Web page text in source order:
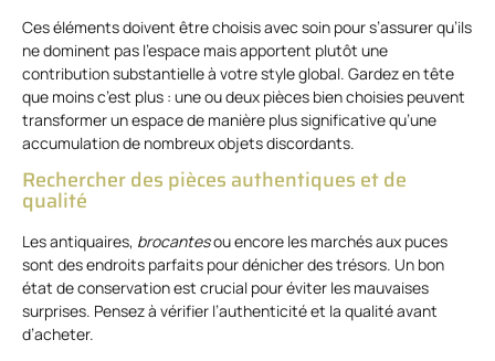
Ces éléments doivent être choisis avec soin pour s’assurer qu’ils
ne dominent pas l’espace mais apportent plutôt une
contribution substantielle à votre style global. Gardez en tête
que moins c’est plus : une ou deux pièces bien choisies peuvent
transformer un espace de manière plus significative qu’une
accumulation de nombreux objets discordants.
Rechercher des pièces authentiques et de
qualité
Les antiquaires, brocantesou encore les marchés aux puces
sont des endroits parfaits pour dénicher des trésors. Un bon
état de conservation est crucial pour éviter les mauvaises
surprises. Pensez à vérifier l’authenticité et la qualité avant
d’acheter.